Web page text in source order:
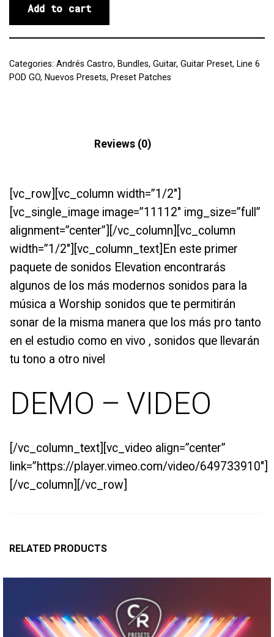
Add to cart
Categories: Andrés Castro, Bundles, Guitar, Guitar Preset, Line 6
POD GO, Nuevos Presets, Preset Patches
Reviews (0)
[vc_row][vc_column width=”1/2″]
[vc_single_image image=”11112″ img_size=”full”
alignment=”center”][/vc_column][vc_column
width=”1/2″][vc_column_text]En este primer
paquete de sonidos Elevation encontrarás
algunos de los más modernos sonidos para la
música a Worship sonidos que te permitirán
sonar de la misma manera que los más pro tanto
en el estudio como en vivo , sonidos que llevarán
tu tono a otro nivel
DEMO – VIDEO
[/vc_column_text][vc_video align=”center”
link=”https://player.vimeo.com/video/649733910″]
[/vc_column][/vc_row]
RELATED PRODUCTS